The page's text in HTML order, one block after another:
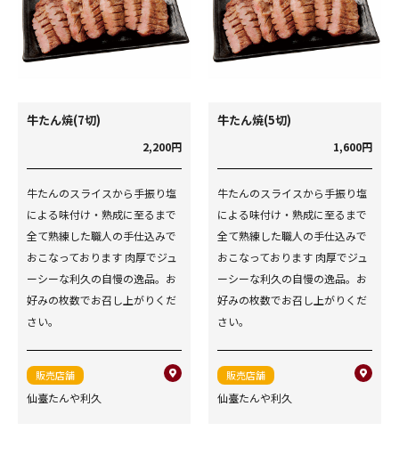
牛たん焼(7切)
2,200円
牛たんのスライスから手振り塩
による味付け・熟成に至るまで
全て熟練した職人の手仕込みで
おこなっております 肉厚でジュ
ーシーな利久の自慢の逸品。お
好みの枚数でお召し上がりくだ
さい。
販売店舗
仙臺たんや利久
牛たん焼(5切)
1,600円
牛たんのスライスから手振り塩
による味付け・熟成に至るまで
全て熟練した職人の手仕込みで
おこなっております 肉厚でジュ
ーシーな利久の自慢の逸品。お
好みの枚数でお召し上がりくだ
さい。
販売店舗
仙臺たんや利久